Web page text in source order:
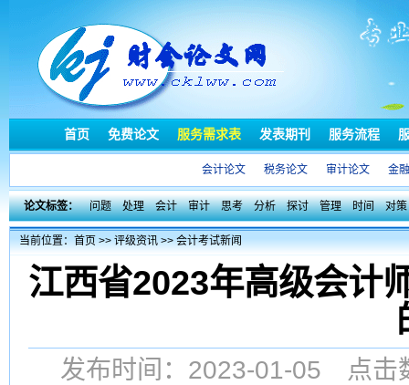
首页 免费论文 服务需求表 发表期刊 服务流程
会计论文 税务论文 审计论文 金
论文标签： 问题 处理 会计 审计 思考 分析 探讨 管理 时间 对策
当前位置：首页>>评级资讯>>会计考试新闻
江西省2023年高级会计
发布时间：2023-01-05 点